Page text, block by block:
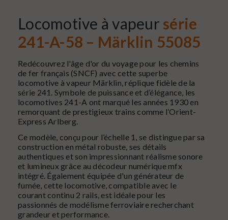
Locomotive à vapeur série
241-A-58 – Märklin 55085
Redécouvrez l'âge d'or du voyage pour les chemins
de fer français (SNCF) avec cette superbe
locomotive à vapeur Märklin, réplique fidèle de la
série 241. Symbole de puissance et d’élégance, les
locomotives 241-A ont marqué les années 1930 en
remorquant de prestigieux trains comme l’Orient-
Express Arlberg.
Ce modèle, conçu pour l’échelle 1, se distingue par sa
construction en métal robuste, ses détails
authentiques et son impressionnant réalisme sonore
et lumineux grâce au décodeur numérique mfx
intégré. Également équipée d'un générateur de
fumée, cette locomotive, compatible avec le
courant continu 2 rails, est idéale pour les
passionnés de modélisme ferroviaire recherchant
grandeur et performance.